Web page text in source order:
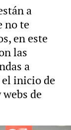
a
no te
en este
las
a
el inicio de
de